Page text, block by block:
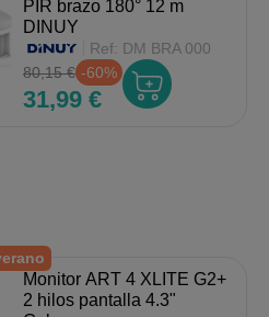
PIR brazo 180° 12 m
DINUY
Ref: DM BRA 000
80,15 € -60%
31,99 €
Monitor ART 4 XLITE G2+
2 hilos pantalla 4.3"